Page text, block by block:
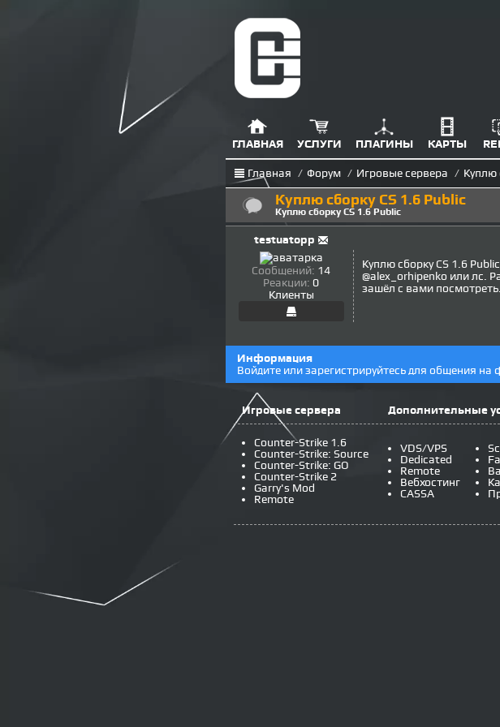
ГЛАВНАЯ УСЛУГИ ПЛАГИНЫ КАРТЫ
Главная / Форум / Игровые сервера / Куплю
Куплю сборку CS 1.6 Public
Куплю сборку CS 1.6 Public
testuatopp
Сообщений: 14
Реакции: 0
Клиенты
Куплю сборку CS 1.6
@alex_orhipenko или лс.
зашёл с вами посмотреть.
Информация
Войдите или зарегистрируйтесь для общения на
Игровые сервера Дополнительные
Counter-Strike 1.6
Counter-Strike: Source
Counter-Strike: GO
Counter-Strike 2
Garry's Mod
Remote
VDS/VPS
Dedicated
Remote
Вебхостинг
CASSA